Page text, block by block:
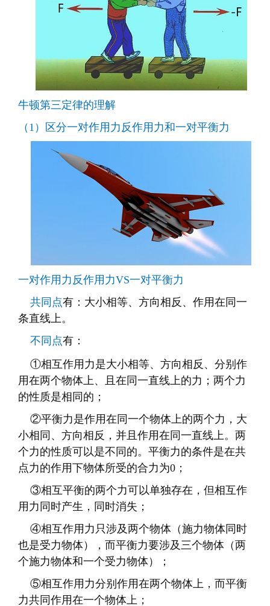
牛顿第三定律的理解
（1）区分一对作用力反作用力和一对平衡力
一对作用力反作用力VS一对平衡力
共同点有：大小相等、方向相反、作用在同一
条直线上。
不同点有：
①相互作用力是大小相等、方向相反、分别作
用在两个物体上、且在同一直线上的力；两个力
的性质是相同的；
②平衡力是作用在同一个物体上的两个力，大
小相同、方向相反，并且作用在同一直线上。两
个力的性质可以是不同的。平衡力的条件是在共
点力的作用下物体所受的合力为0；
③相互平衡的两个力可以单独存在，但相互作
用力同时产生，同时消失；
④相互作用力只涉及两个物体（施力物体同时
也是受力物体），而平衡力要涉及三个物体（两
个施力物体和一个受力物体）；
⑤相互作用力分别作用在两个物体上，而平衡
力共同作用在一个物体上；